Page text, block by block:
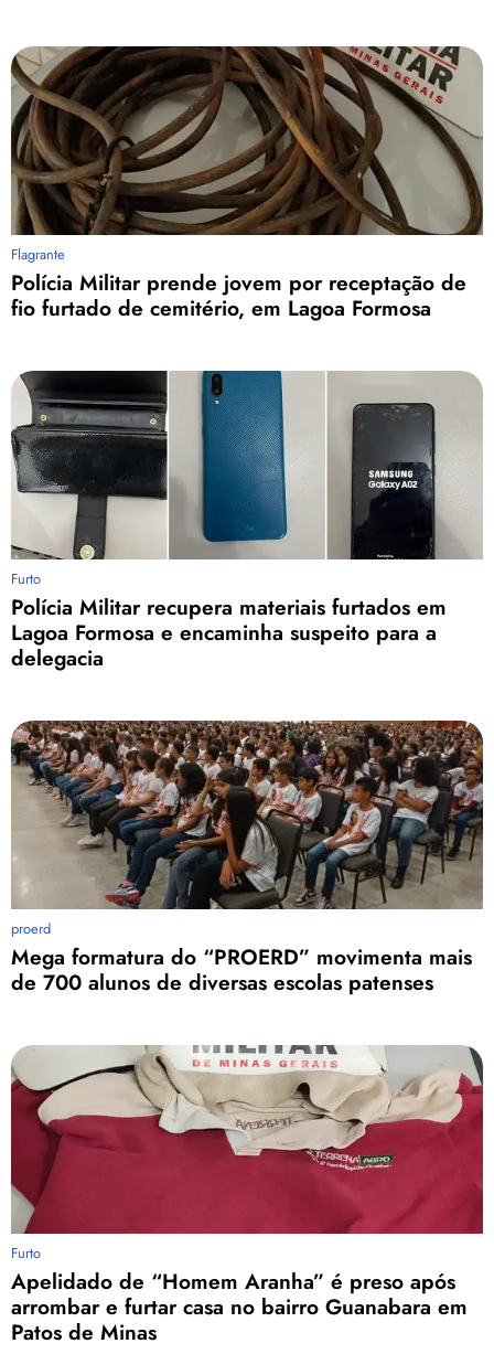
Flagrante
Polícia Militar prende jovem por receptação de
fio furtado de cemitério, em Lagoa Formosa
Furto
Polícia Militar recupera materiais furtados em
Lagoa Formosa e encaminha suspeito para a
delegacia
proerd
Mega formatura do “PROERD” movimenta mais
de 700 alunos de diversas escolas patenses
Furto
Apelidado de “Homem Aranha” é preso após
arrombar e furtar casa no bairro Guanabara em
Patos de Minas